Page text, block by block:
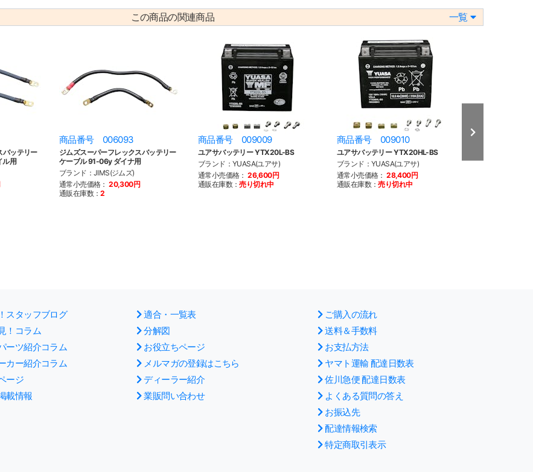
この商品の関連商品 一覧
バッテリー
ル用
商品番号 006093
ジムズスーパーフレックスバッテリー
ケーブル 91-06y ダイナ用
ブランド：JIMS(ジムズ)
通常小売価格： 20,300円
通販在庫数：2
商品番号 009009
ユアサバッテリー YTX20L-BS
ブランド：YUASA(ユアサ)
通常小売価格： 26,600円
通販在庫数：売り切れ中
商品番号 009010
ユアサバッテリー YTX20HL-BS
ブランド：YUASA(ユアサ)
通常小売価格： 28,400円
通販在庫数：売り切れ中
ブランド：
スタッフブログ
！コラム
ーツ紹介コラム
カー紹介コラム
ージ
載情報
適合・一覧表
分解図
お役立ちページ
メルマガの登録はこちら
ディーラー紹介
業販問い合わせ
ご購入の流れ
送料＆手数料
お支払方法
ヤマト運輸 配達日数表
佐川急便 配達日数表
よくある質問の答え
お振込先
配達情報検索
特定商取引表示